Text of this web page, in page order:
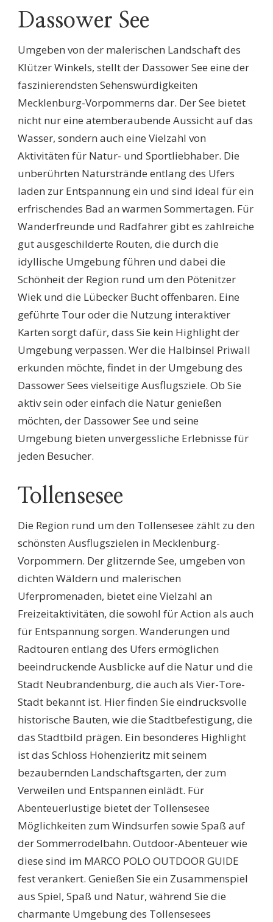
Dassower See
Umgeben von der malerischen Landschaft des
Klützer Winkels, stellt der Dassower See eine der
faszinierendsten Sehenswürdigkeiten
Mecklenburg-Vorpommerns dar. Der See bietet
nicht nur eine atemberaubende Aussicht auf das
Wasser, sondern auch eine Vielzahl von
Aktivitäten für Natur- und Sportliebhaber. Die
unberührten Naturstrände entlang des Ufers
laden zur Entspannung ein und sind ideal für ein
erfrischendes Bad an warmen Sommertagen. Für
Wanderfreunde und Radfahrer gibt es zahlreiche
gut ausgeschilderte Routen, die durch die
idyllische Umgebung führen und dabei die
Schönheit der Region rund um den Pötenitzer
Wiek und die Lübecker Bucht offenbaren. Eine
geführte Tour oder die Nutzung interaktiver
Karten sorgt dafür, dass Sie kein Highlight der
Umgebung verpassen. Wer die Halbinsel Priwall
erkunden möchte, findet in der Umgebung des
Dassower Sees vielseitige Ausflugsziele. Ob Sie
aktiv sein oder einfach die Natur genießen
möchten, der Dassower See und seine
Umgebung bieten unvergessliche Erlebnisse für
jeden Besucher.
Tollensesee
Die Region rund um den Tollensesee zählt zu den
schönsten Ausflugszielen in Mecklenburg-
Vorpommern. Der glitzernde See, umgeben von
dichten Wäldern und malerischen
Uferpromenaden, bietet eine Vielzahl an
Freizeitaktivitäten, die sowohl für Action als auch
für Entspannung sorgen. Wanderungen und
Radtouren entlang des Ufers ermöglichen
beeindruckende Ausblicke auf die Natur und die
Stadt Neubrandenburg, die auch als Vier-Tore-
Stadt bekannt ist. Hier finden Sie eindrucksvolle
historische Bauten, wie die Stadtbefestigung, die
das Stadtbild prägen. Ein besonderes Highlight
ist das Schloss Hohenzieritz mit seinem
bezaubernden Landschaftsgarten, der zum
Verweilen und Entspannen einlädt. Für
Abenteuerlustige bietet der Tollensesee
Möglichkeiten zum Windsurfen sowie Spaß auf
der Sommerrodelbahn. Outdoor-Abenteuer wie
diese sind im MARCO POLO OUTDOOR GUIDE
fest verankert. Genießen Sie ein Zusammenspiel
aus Spiel, Spaß und Natur, während Sie die
charmante Umgebung des Tollensesees